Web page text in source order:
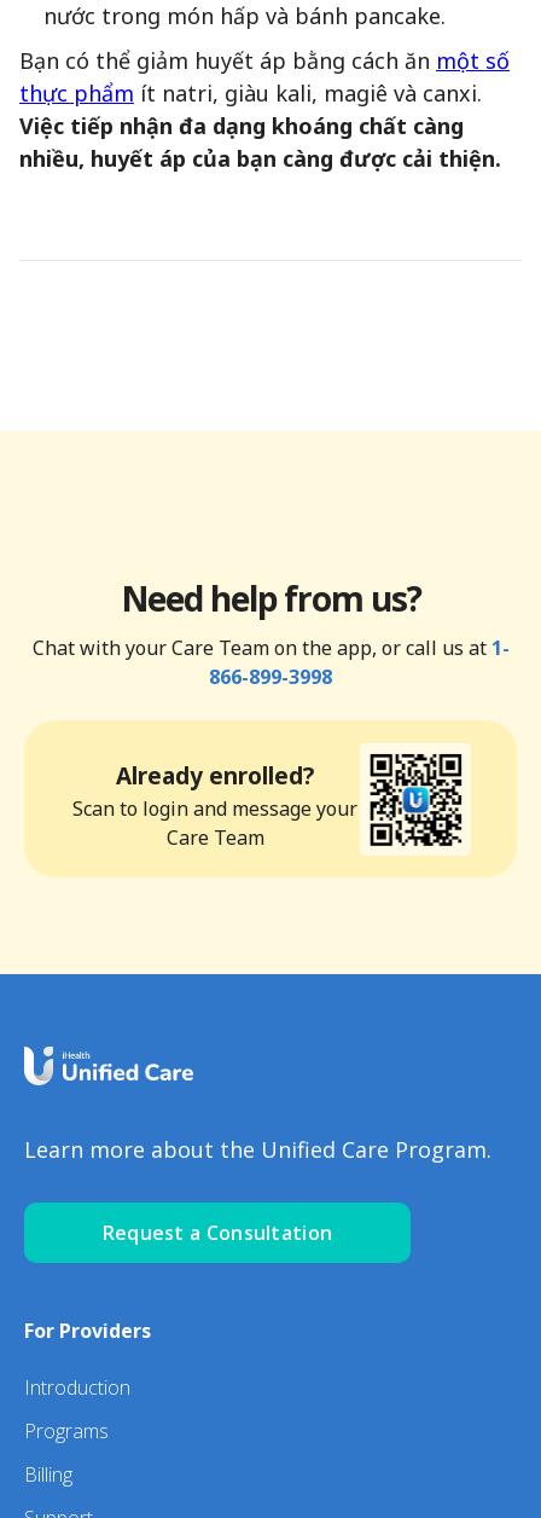
nước trong món hấp và bánh pancake.
Bạn có thể giảm huyết áp bằng cách ăn một số
thực phẩm ít natri, giàu kali, magiê và canxi.
Việc tiếp nhận đa dạng khoáng chất càng
nhiều, huyết áp của bạn càng được cải thiện.
Need help from us?
Chat with your Care Team on the app, or call us at 1-
866-899-3998
Already enrolled?
Scan to login and message your
Care Team
Learn more about the Unified Care Program.
Request a Consultation
For Providers
Introduction
Programs
Billing